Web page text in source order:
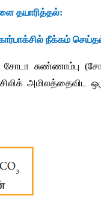
தயாரித்தல்:
நீக்கம்
சோடா சுண்ணாம்பு (
அமிலத்தைவிட